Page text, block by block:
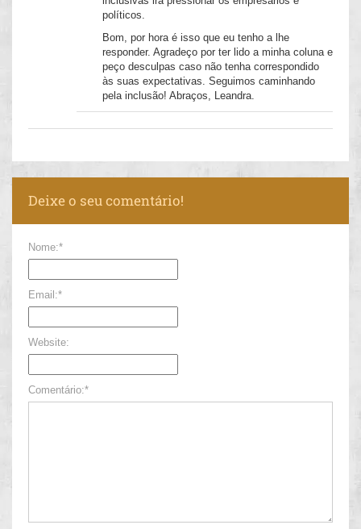
políticos.
Bom, por hora é isso que eu tenho a lhe
responder. Agradeço por ter lido a minha coluna e
peço desculpas caso não tenha correspondido
às suas expectativas. Seguimos caminhando
pela inclusão! Abraços, Leandra.
Deixe o seu comentário!
Nome:*
Email:*
Website:
Comentário:*